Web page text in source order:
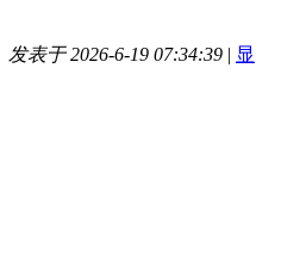
发表于 2026-6-19 07:34:39 | 显